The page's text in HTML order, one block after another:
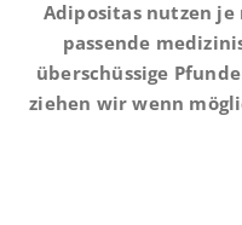
Adipositas nutzen je
passende
überschüssige
ziehen wir wenn